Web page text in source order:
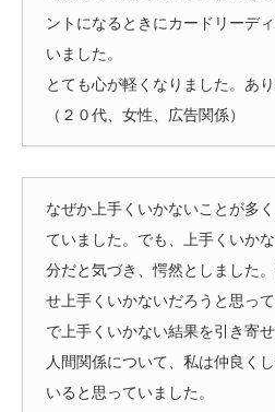
ントになるときにカードリーデ
いました。
とても心が軽くなりました。あ
（２０代、女性、広告関係）
なぜか上手くいかないことが多
ていました。でも、上手くいか
分だと気づき、愕然としました
せ上手くいかないだろうと思っ
で上手くいかない結果を引き寄せ
人間関係について、私は仲良く
いると思っていました。